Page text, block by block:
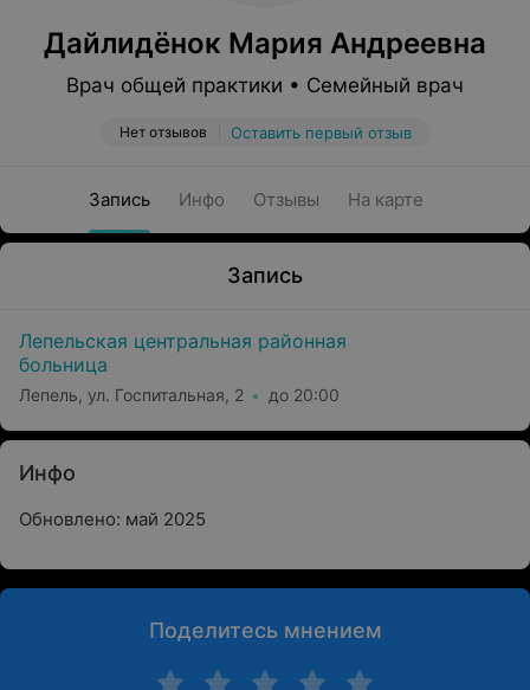
Дайлидёнок Мария Андреевна
Врач общей практики • Семейный врач
Нет отзывов Оставить первый отзыв
Запись Инфо Отзывы На карте
Запись
Лепельская центральная районная
больница
Лепель, ул. Госпитальная, 2 до 20:00
Инфо
Обновлено: май 2025
Поделитесь мнением